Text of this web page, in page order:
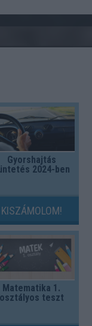
Gyorshajtás
2024-ben
KISZÁMOLOM!
Matematika 1.
osztályos teszt